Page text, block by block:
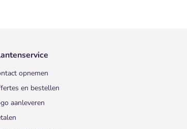
opnemen
en bestellen
aanleveren